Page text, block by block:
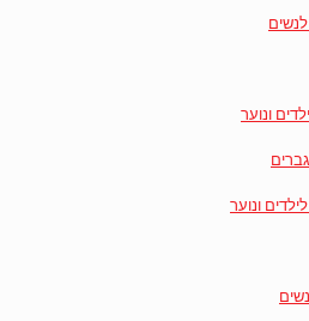
לנשים
ונוער
ונוער